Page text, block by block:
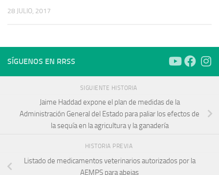
28 JULIO, 2017
SÍGUENOS EN RRSS
SIGUIENTE HISTORIA
Jaime Haddad expone el plan de medidas de la
Administración General del Estado para paliar los efectos de
la sequía en la agricultura y la ganadería
HISTORIA PREVIA
Listado de medicamentos veterinarios autorizados por la
AEMPS para abejas